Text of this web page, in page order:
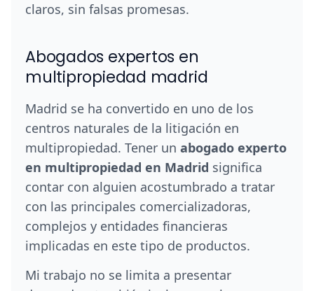
claros, sin falsas promesas.
Abogados expertos en
multipropiedad madrid
Madrid se ha convertido en uno de los
centros naturales de la litigación en
multipropiedad. Tener un abogado experto
en multipropiedad en Madrid significa
contar con alguien acostumbrado a tratar
con las principales comercializadoras,
complejos y entidades financieras
implicadas en este tipo de productos.
Mi trabajo no se limita a presentar